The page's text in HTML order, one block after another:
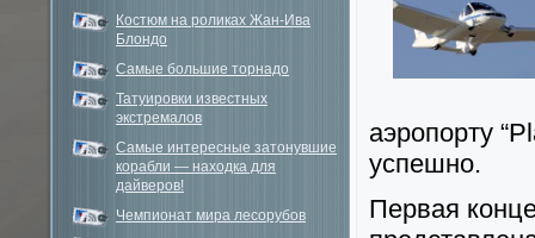
Костюм на роликах Жан-Ива
Блондо
Самые большие торнадо
Татуировки известных
экстремалов
Самые интересные затонувшие
корабли — находка для
дайверов!
Чемпионат мира лесорубов
аэропорту
успешно.
Первая